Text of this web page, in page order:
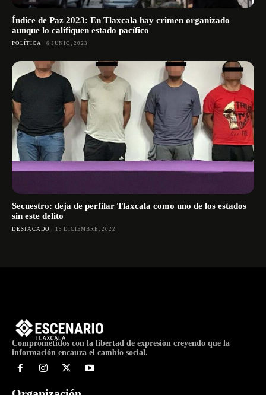
Índice de Paz 2023: En Tlaxcala hay crimen organizado
aunque lo califiquen estado pacífico
POLÍTICA 6 JUNIO, 2023
Secuestro: deja de perfilar Tlaxcala como uno de los estados
sin este delito
DESTACADO 15 DICIEMBRE, 2022
Comprometidos con la libertad de expresión creyendo que la
información encauza el cambio social.